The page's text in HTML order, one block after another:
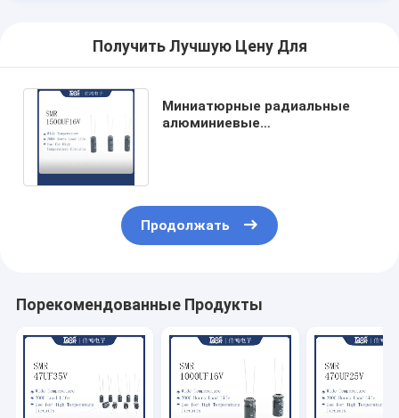
Получить Лучшую Цену Для
Миниатюрные радиальные
алюминиевые
Продолжать
Порекомендованные Продукты